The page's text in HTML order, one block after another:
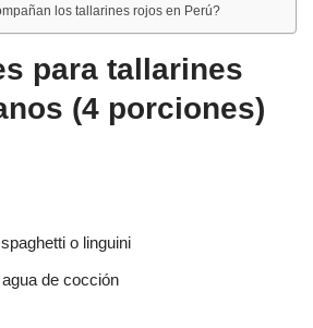
los tallarines rojos en Perú?
para tallarines
(4 porciones)
o linguini
de cocción